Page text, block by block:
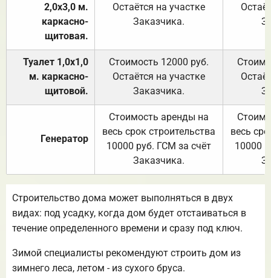
2,0х3,0 м.
каркасно-
щитовая.
Остаётся на участке
Заказчика.
Туалет 1,0х1,0
м. каркасно-
щитовой.
Стоимость 12000 руб.
Остаётся на участке
Заказчика.
Генератор
Стоимость аренды на
весь срок строительства
10000 руб. ГСМ за счёт
Заказчика.
весь
10000
Строительство дома может выполняться в двух
видах: под усадку, когда дом будет отстаиваться в
течение определенного времени и сразу под ключ.
Зимой специалисты рекомендуют строить дом из
зимнего леса, летом - из сухого бруса.